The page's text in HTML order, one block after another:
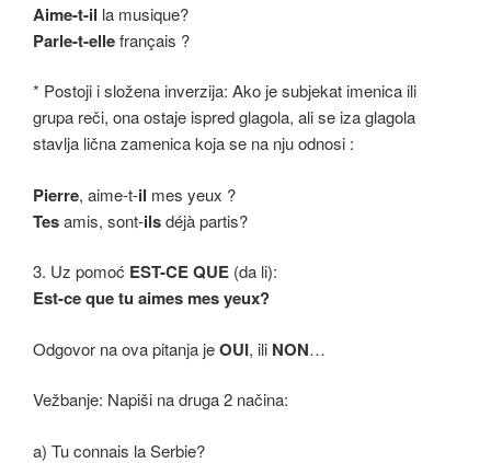
Aime-t-il la musique?
Parle-t-ellefrançais ?
* Postoji i složena inverzija: Ako je subjekat imenica ili
grupa reči, ona ostaje ispred glagola, ali se iza glagola
stavlja lična zamenica koja se na nju odnosi :
Pierre, aime-t-il mes yeux ?
Tesamis, sont-ilsdéjà partis?
3. Uz pomoć EST-CE QUE (da li):
Est-ce que tu aimes mes yeux?
Odgovor na ova pitanja jeOUI, ili NON…
Vežbanje: Napiši na druga 2 načina:
a) Tu connais la Serbie?